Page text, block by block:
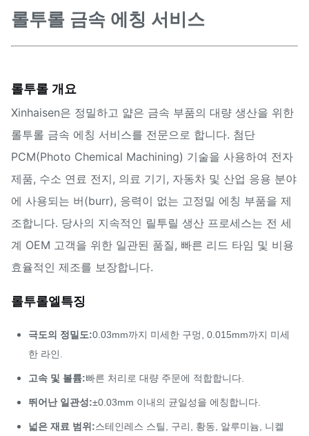
롤투롤 금속 에칭 서비스
롤투롤 개요
Xinhaisen은 정밀하고 얇은 금속 부품의 대량 생산을 위한
롤투롤 금속 에칭 서비스를 전문으로 합니다. 첨단
PCM(Photo Chemical Machining) 기술을 사용하여 전자
제품, 수소 연료 전지, 의료 기기, 자동차 및 산업 응용 분야
에 사용되는 버(burr), 응력이 없는 고정밀 에칭 부품을 제
조합니다. 당사의 지속적인 릴투릴 생산 프로세스는 전 세
계 OEM 고객을 위한 일관된 품질, 빠른 리드 타임 및 비용
효율적인 제조를 보장합니다.
롤투롤엘특징
극도의 정밀도:0.03mm까지 미세한 구멍, 0.015mm까지 미세
한 라인.
고속 및 볼륨:빠른 처리로 대량 주문에 적합합니다.
뛰어난 일관성:±0.03mm 이내의 균일성을 에칭합니다.
넓은 재료 범위:스테인레스 스틸, 구리, 황동, 알루미늄, 니켈